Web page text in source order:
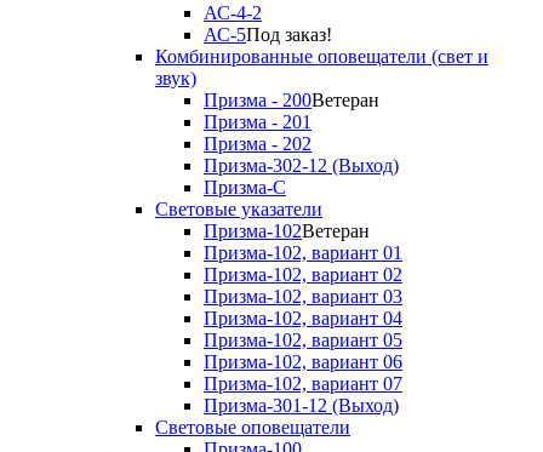
АС-4-2
АС-5Под заказ!
Комбинированные оповещатели (свет и
звук)
Призма - 200Ветеран
Призма - 201
Призма - 202
Призма-302-12 (Выход)
Призма-С
Световые указатели
Призма-102Ветеран
Призма-102, вариант 01
Призма-102, вариант 02
Призма-102, вариант 03
Призма-102, вариант 04
Призма-102, вариант 05
Призма-102, вариант 06
Призма-102, вариант 07
Призма-301-12 (Выход)
Световые оповещатели